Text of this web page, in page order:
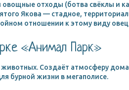
овощные отходы (ботва свёклы и
Якова — стадное,
отношении к этому виду
«Анимал Парк»
Создаёт атмосферу
бурной жизни в мегаполисе.